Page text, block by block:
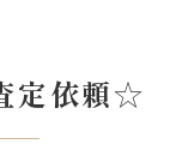
定依頼☆